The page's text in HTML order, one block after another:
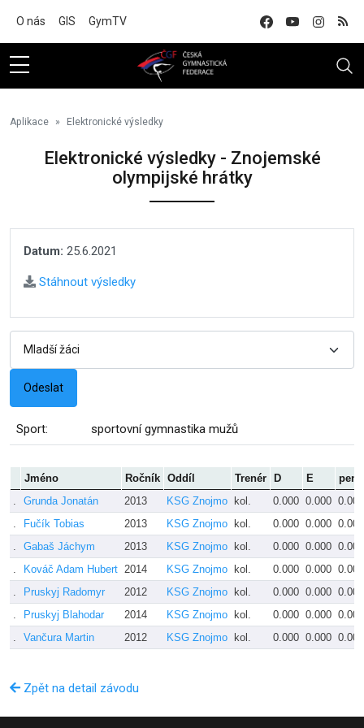
O nás GIS GymTV
Aplikace Elektronické výsledky
Elektronické výsledky - Znojemské
olympijské hrátky
Datum: 25.6.2021
Stáhnout výsledky
Sport: sportovní gymnastika mužů
Jméno Ročník Oddíl Trenér D E
pen
.
Grunda Jonatán 2013 KSG Znojmo kol. 0.000 0.000 0.000
.
Fučík Tobias 2013 KSG Znojmo kol. 0.000 0.000 0.000
.
Gabaš Jáchym 2013 KSG Znojmo kol. 0.000 0.000 0.000
.
Kováč Adam Hubert 2014 KSG Znojmo kol. 0.000 0.000 0.000
.
Pruskyj Radomyr 2012 KSG Znojmo kol. 0.000 0.000 0.000
.
Pruskyj Blahodar 2014 KSG Znojmo kol. 0.000 0.000 0.000
.
Vančura Martin 2012 KSG Znojmo kol. 0.000 0.000 0.000
Zpět na detail závodu